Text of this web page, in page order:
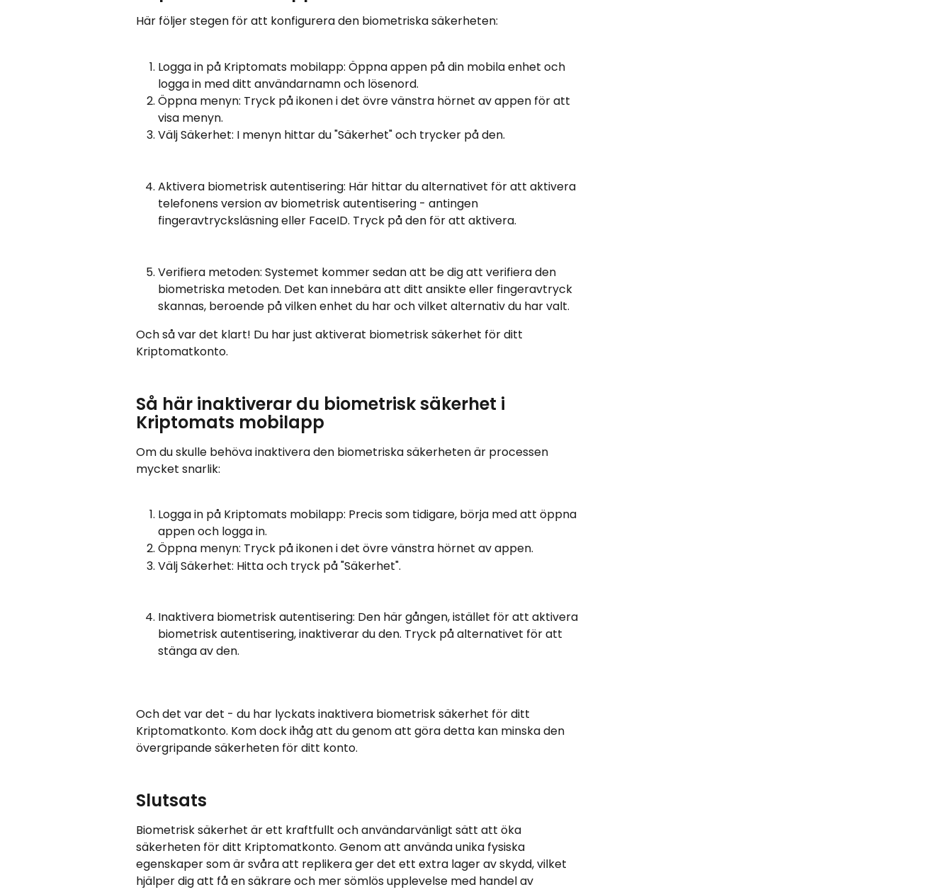
Här följer stegen för att konfigurera den biometriska säkerheten:
Logga in på Kriptomats mobilapp: Öppna appen på din mobila enhet och
logga in med ditt användarnamn och lösenord.
Öppna menyn: Tryck på ikonen i det övre vänstra hörnet av appen för att
visa menyn.
Välj Säkerhet: I menyn hittar du "Säkerhet" och trycker på den.
Aktivera biometrisk autentisering: Här hittar du alternativet för att aktivera
telefonens version av biometrisk autentisering - antingen
fingeravtrycksläsning eller FaceID. Tryck på den för att aktivera.
Verifiera metoden: Systemet kommer sedan att be dig att verifiera den
biometriska metoden. Det kan innebära att ditt ansikte eller fingeravtryck
skannas, beroende på vilken enhet du har och vilket alternativ du har valt.
Och så var det klart! Du har just aktiverat biometrisk säkerhet för ditt
Kriptomatkonto.
Så här inaktiverar du biometrisk säkerhet i
Kriptomats mobilapp
Om du skulle behöva inaktivera den biometriska säkerheten är processen
mycket snarlik:
Logga in på Kriptomats mobilapp: Precis som tidigare, börja med att öppna
appen och logga in.
Öppna menyn: Tryck på ikonen i det övre vänstra hörnet av appen.
Välj Säkerhet: Hitta och tryck på "Säkerhet".
Inaktivera biometrisk autentisering: Den här gången, istället för att aktivera
biometrisk autentisering, inaktiverar du den. Tryck på alternativet för att
stänga av den.
Och det var det - du har lyckats inaktivera biometrisk säkerhet för ditt
Kriptomatkonto. Kom dock ihåg att du genom att göra detta kan minska den
övergripande säkerheten för ditt konto.
Slutsats
Biometrisk säkerhet är ett kraftfullt och användarvänligt sätt att öka
säkerheten för ditt Kriptomatkonto. Genom att använda unika fysiska
egenskaper som är svåra att replikera ger det ett extra lager av skydd, vilket
hjälper dig att få en säkrare och mer sömlös upplevelse med handel av